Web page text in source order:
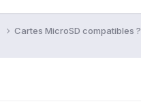
Cartes MicroSD compatibles ?